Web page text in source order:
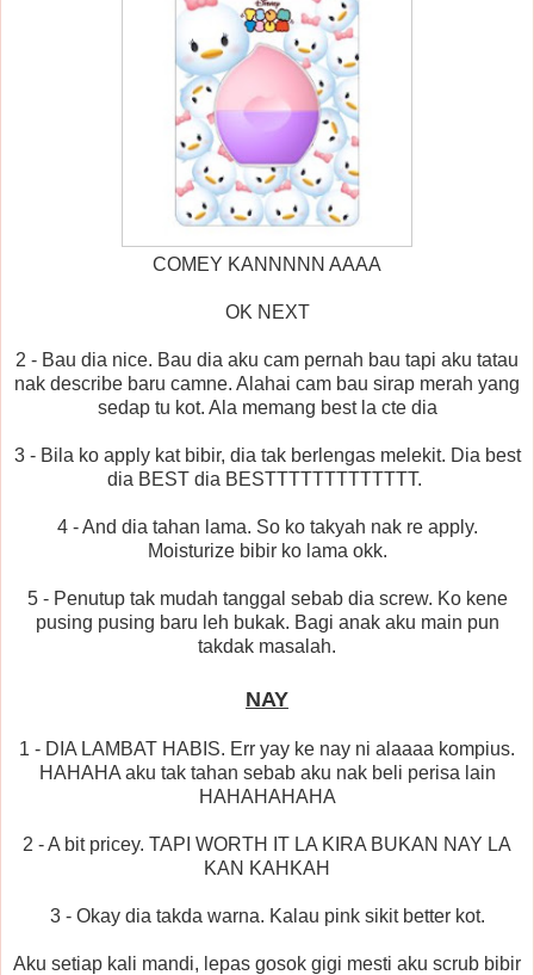
COMEY KANNNNN AAAA
OK NEXT
2 - Bau dia nice. Bau dia aku cam pernah bau tapi aku tatau
nak describe baru camne. Alahai cam bau sirap merah yang
sedap tu kot. Ala memang best la cte dia
3 - Bila ko apply kat bibir, dia tak berlengas melekit. Dia best
dia BEST dia BESTTTTTTTTTTTTT.
4 - And dia tahan lama. So ko takyah nak re apply.
Moisturize bibir ko lama okk.
5 - Penutup tak mudah tanggal sebab dia screw. Ko kene
pusing pusing baru leh bukak. Bagi anak aku main pun
takdak masalah.
NAY
1 - DIA LAMBAT HABIS. Err yay ke nay ni alaaaa kompius.
HAHAHA aku tak tahan sebab aku nak beli perisa lain
HAHAHAHAHA
2 - A bit pricey. TAPI WORTH IT LA KIRA BUKAN NAY LA
KAN KAHKAH
3 - Okay dia takda warna. Kalau pink sikit better kot.
Aku setiap kali mandi, lepas gosok gigi mesti aku scrub bibir